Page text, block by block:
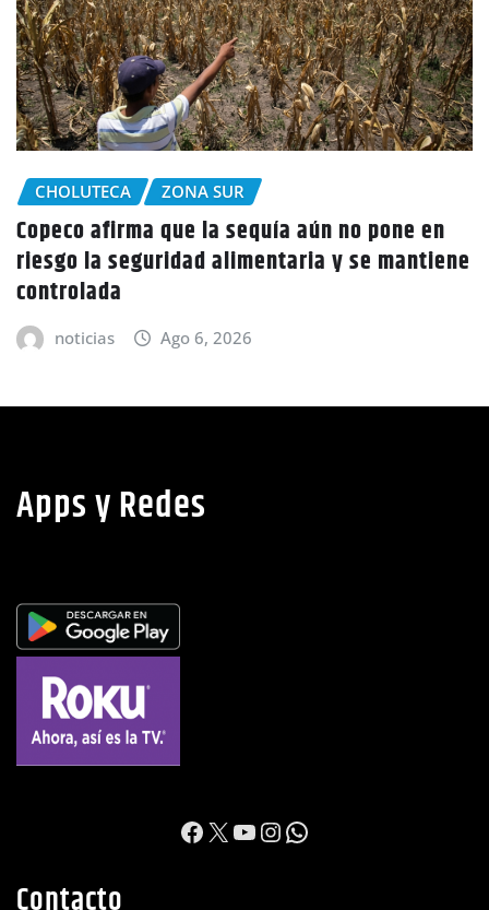
CHOLUTECA
Policía Nacional desaloja a campesinos
tierras en El Tulito, Choluteca
noticias
Apps y Redes
https://
X YouTube
Instagram
WhatsApp
Contacto